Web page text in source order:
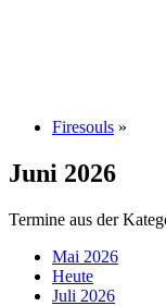
Firesouls »
Juni 2026
Termine aus der
Mai 2026
Heute
Juli 2026